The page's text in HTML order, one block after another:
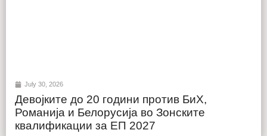
July 30, 2026
Девојките до 20 години против БиХ,
Романија и Белорусија во Зонските
квалификации за ЕП 2027